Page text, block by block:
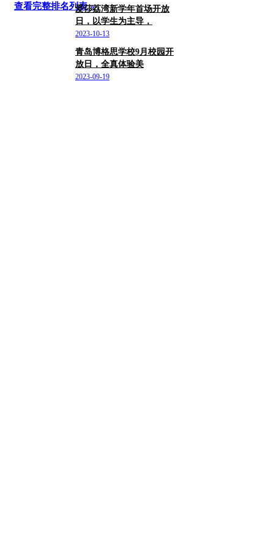
查看完整排名列表 »爱莎荔湾新学年首场开放
日，以学生为主导，
2023-10-13
青岛博格思学校9月校园开
放日，全真体验美
2023-09-19